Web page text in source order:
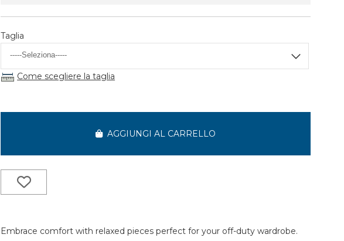
Taglia
Come scegliere la taglia
AGGIUNGI AL CARRELLO
Embrace comfort with relaxed pieces perfect for your off-duty wardrobe.